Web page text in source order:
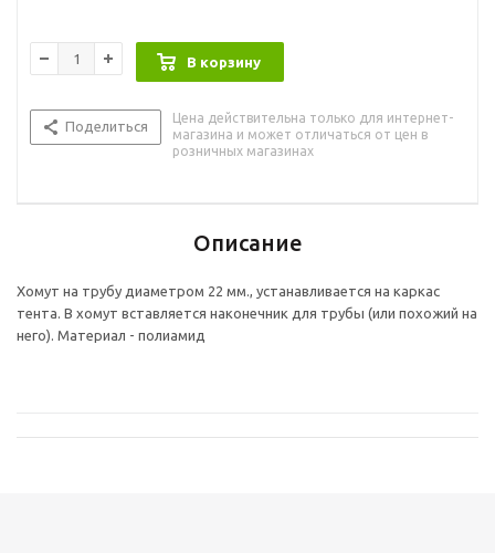
В корзину
Поделиться
Цена действительна только для интернет-
магазина и может отличаться от цен в
розничных магазинах
Описание
Хомут на трубу диаметром 22 мм., устанавливается на каркас
тента. В хомут вставляется наконечник для трубы (или похожий на
него). Материал - полиамид